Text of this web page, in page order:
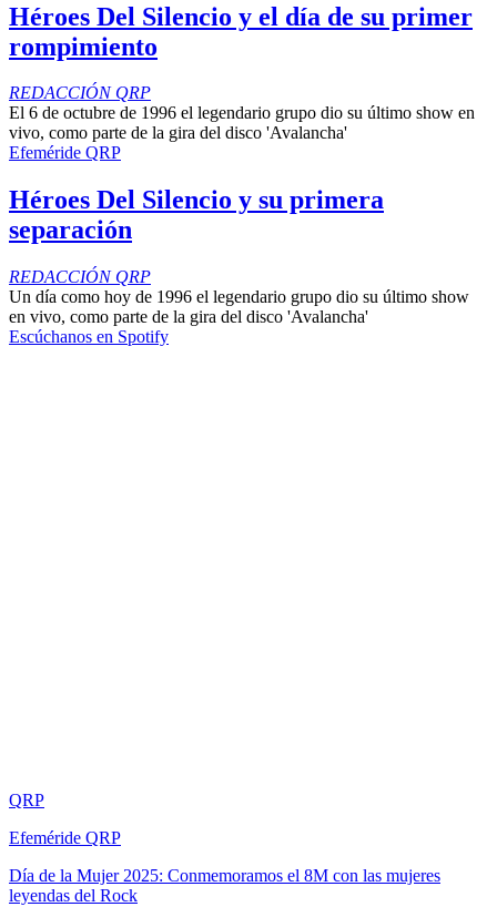
Héroes Del Silencio y el día de su primer
rompimiento
REDACCIÓN QRP
El 6 de octubre de 1996 el legendario grupo dio su último show en
vivo, como parte de la gira del disco 'Avalancha'
Efeméride QRP
Héroes Del Silencio y su primera
separación
REDACCIÓN QRP
Un día como hoy de 1996 el legendario grupo dio su último show
en vivo, como parte de la gira del disco 'Avalancha'
Escúchanos en Spotify
QRP
Efeméride QRP
Día de la Mujer 2025: Conmemoramos el 8M con las mujeres
leyendas del Rock